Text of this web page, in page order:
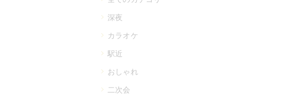
深夜
カラオケ
駅近
おしゃれ
二次会